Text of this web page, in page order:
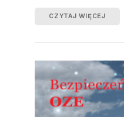
CZYTAJ WIĘCEJ